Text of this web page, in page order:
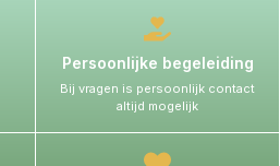
Persoonlijke begeleiding
Bij vragen is persoonlijk contact
altijd mogelijk